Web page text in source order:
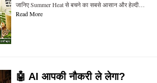
जानिए Summer Heat से बचने का सबसे आसान और हेल्दी…
Read More
🤖 AI आपकी नौकरी ले लेगा?